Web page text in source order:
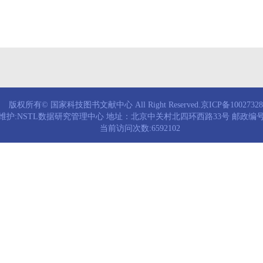
版权所有© 国家科技图书文献中心 All Right Reserved.京ICP备
护:NSTL数据研究管理中心 地址：北京中关村北四环西路33号 邮政编
当前访问次数:6592102